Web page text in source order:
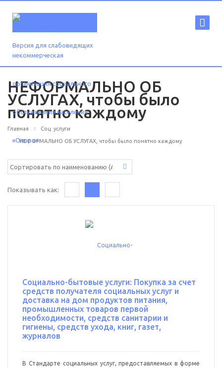
Версия для слабовидящих
НЕФОРМАЛЬНО ОБ
УСЛУГАХ, чтобы было
понятно каждому
Главная Соц. услуги
НЕФОРМАЛЬНО ОБ УСЛУГАХ, чтобы было понятно каждому
Показывать как:
Социально-бытовые услуги: Покупка за счет
средств получателя социальных услуг и
доставка на дом продуктов питания,
промышленных товаров первой
необходимости, средств санитарии и
гигиены, средств ухода, книг, газет,
журналов
В Стандарте социальных услуг, предоставляемых в форме